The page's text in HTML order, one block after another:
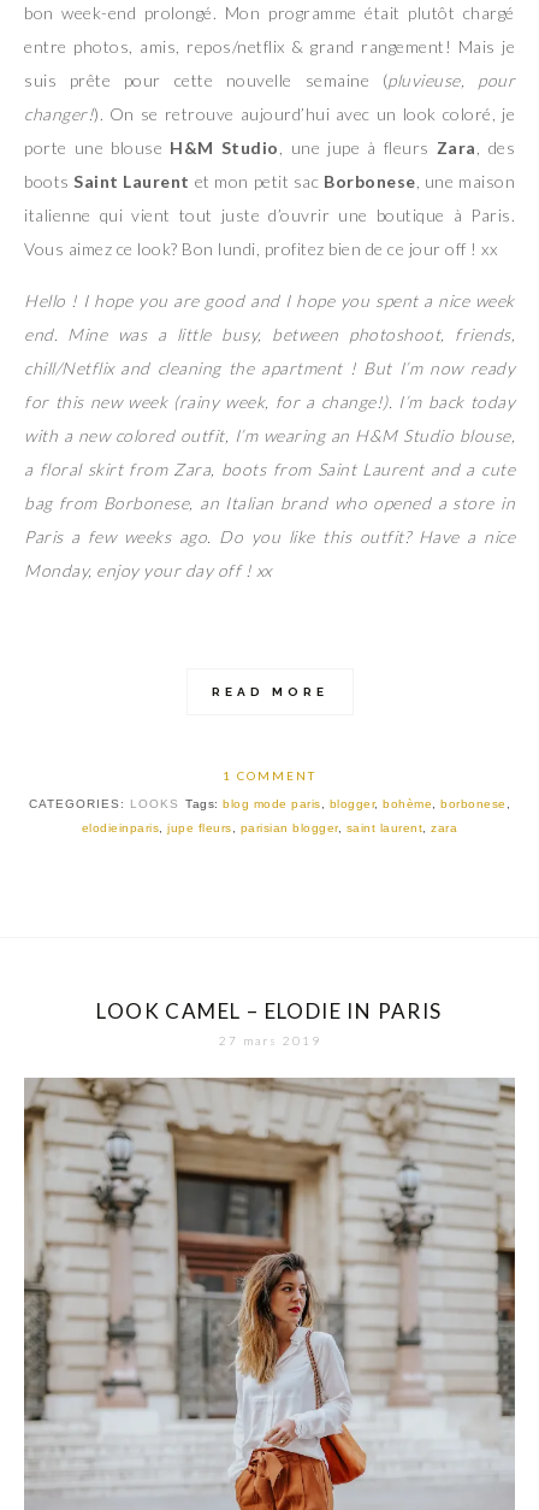
bon week-end prolongé. Mon programme était plutôt chargé
entre photos, amis, repos/netflix & grand rangement! Mais je
suis prête pour cette nouvelle semaine (pluvieuse, pour
changer!). On se retrouve aujourd’hui avec un look coloré, je
porte une blouse H&M Studio , une jupe à fleurs Zara
, des
bootsSaint Laurent et mon petit sac Borbonese , une maison
italienne qui vient tout juste d’ouvrir une boutique à Paris.
Vous aimez ce look? Bon lundi, profitez bien de ce jour off ! xx
Hello ! I hope you are good and I hope you spent a nice week
end. Mine was a little busy, between photoshoot, friends,
chill/Netflix and cleaning the apartment ! But I’m now ready
for this new week (rainy week, for a change!). I’m back today
with a new colored outfit, I’m wearing an H&M Studio blouse,
a floral skirt from Zara, boots from Saint Laurent and a cute
bag from Borbonese, an Italian brand who opened a store in
Paris a few weeks ago. Do you like this outfit? Have a nice
Monday, enjoy your day off ! xx
READ MORE
1 COMMENT
CATEGORIES: LOOKS Tags: blog mode paris blogger, bohème borbonese
elodieinparis ,jupe fleurs parisian blogger, saint laurent ,zara
LOOK CAMEL – ELODIE IN PARIS
27 mars 2019